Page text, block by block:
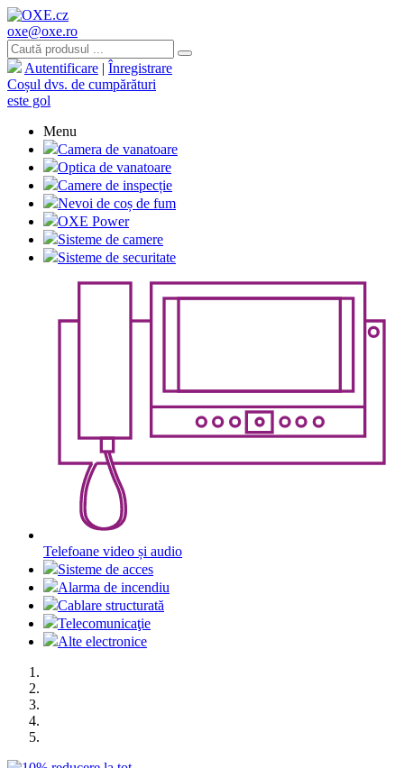
oxe@oxe.ro
Autentificare | Înregistrare
Coșul dvs. de cumpărături
este gol
Menu
Camera de vanatoare
Optica de vanatoare
Camere de inspecție
Nevoi de coș de fum
OXE Power
Sisteme de camere
Sisteme de securitate
Telefoane video și audio
Sisteme de acces
Alarma de incendiu
Cablare structurată
Telecomunicaţie
Alte electronice